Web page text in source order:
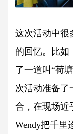
这次活动中很
的回忆。比如
了一道叫“荷
次活动准备了
合，在现场近
Wendy把千里